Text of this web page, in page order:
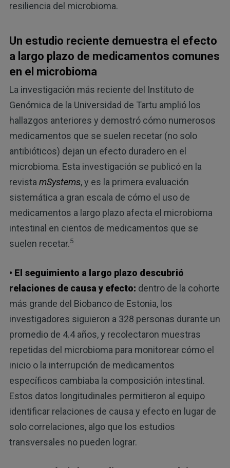
resiliencia del microbioma.
Un estudio reciente demuestra el efecto
a largo plazo de medicamentos comunes
en el microbioma
La investigación más reciente del Instituto de
Genómica de la Universidad de Tartu amplió los
hallazgos anteriores y demostró cómo numerosos
medicamentos que se suelen recetar (no solo
antibióticos) dejan un efecto duradero en el
microbioma. Esta investigación se publicó en la
revista mSystems, y es la primera evaluación
sistemática a gran escala de cómo el uso de
medicamentos a largo plazo afecta el microbioma
intestinal en cientos de medicamentos que se
suelen recetar.5
• El seguimiento a largo plazo descubrió
relaciones de causa y efecto: dentro de la cohorte
más grande del Biobanco de Estonia, los
investigadores siguieron a 328 personas durante un
promedio de 4.4 años, y recolectaron muestras
repetidas del microbioma para monitorear cómo el
inicio o la interrupción de medicamentos
específicos cambiaba la composición intestinal.
Estos datos longitudinales permitieron al equipo
identificar relaciones de causa y efecto en lugar de
solo correlaciones, algo que los estudios
transversales no pueden lograr.